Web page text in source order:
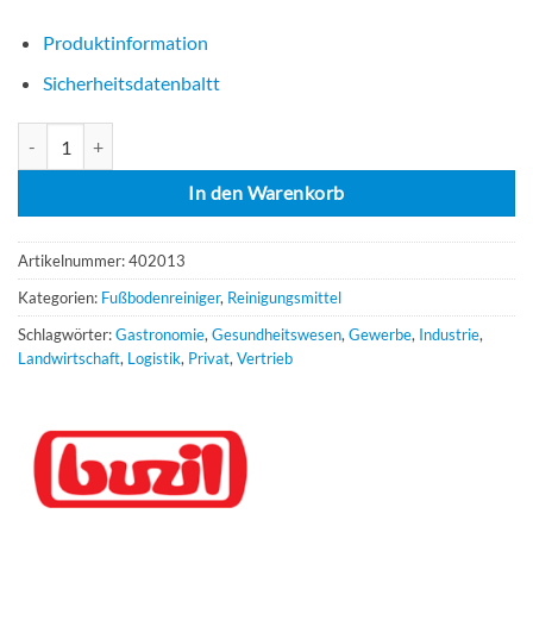
Produktinformation
Sicherheitsdatenbaltt
In den Warenkorb
Artikelnummer:402013
Kategorien: Fußbodenreiniger, Reinigungsmittel
Schlagwörter:Gastronomie, Gesundheitswesen, Gewerbe, Industrie,
Landwirtschaft, Logistik, Privat, Vertrieb